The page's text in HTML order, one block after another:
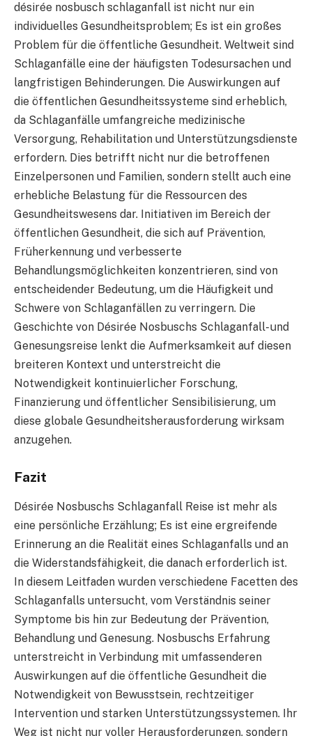
désirée nosbusch schlaganfall ist nicht nur ein
individuelles Gesundheitsproblem; Es ist ein großes
Problem für die öffentliche Gesundheit. Weltweit sind
Schlaganfälle eine der häufigsten Todesursachen und
langfristigen Behinderungen. Die Auswirkungen auf
die öffentlichen Gesundheitssysteme sind erheblich,
da Schlaganfälle umfangreiche medizinische
Versorgung, Rehabilitation und Unterstützungsdienste
erfordern. Dies betrifft nicht nur die betroffenen
Einzelpersonen und Familien, sondern stellt auch eine
erhebliche Belastung für die Ressourcen des
Gesundheitswesens dar. Initiativen im Bereich der
öffentlichen Gesundheit, die sich auf Prävention,
Früherkennung und verbesserte
Behandlungsmöglichkeiten konzentrieren, sind von
entscheidender Bedeutung, um die Häufigkeit und
Schwere von Schlaganfällen zu verringern. Die
Geschichte von Désirée Nosbuschs Schlaganfall- und
Genesungsreise lenkt die Aufmerksamkeit auf diesen
breiteren Kontext und unterstreicht die
Notwendigkeit kontinuierlicher Forschung,
Finanzierung und öffentlicher Sensibilisierung, um
diese globale Gesundheitsherausforderung wirksam
anzugehen.
Fazit
Désirée Nosbuschs Schlaganfall Reise ist mehr als
eine persönliche Erzählung; Es ist eine ergreifende
Erinnerung an die Realität eines Schlaganfalls und an
die Widerstandsfähigkeit, die danach erforderlich ist.
In diesem Leitfaden wurden verschiedene Facetten des
Schlaganfalls untersucht, vom Verständnis seiner
Symptome bis hin zur Bedeutung der Prävention,
Behandlung und Genesung. Nosbuschs Erfahrung
unterstreicht in Verbindung mit umfassenderen
Auswirkungen auf die öffentliche Gesundheit die
Notwendigkeit von Bewusstsein, rechtzeitiger
Intervention und starken Unterstützungssystemen. Ihr
Weg ist nicht nur voller Herausforderungen, sondern